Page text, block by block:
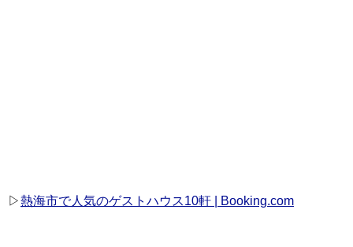
▷熱海市で人気のゲストハウス10軒 | Booking.com